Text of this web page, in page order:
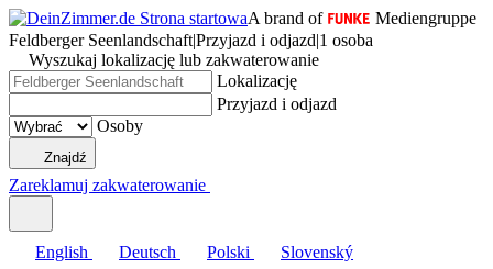
A brand of
Mediengruppe
Feldberger Seenlandschaft|Przyjazd i odjazd|1 osoba
Wyszukaj lokalizację lub zakwaterowanie
Lokalizację
Przyjazd i odjazd
Osoby
Znajdź
Zareklamuj zakwaterowanie
English Deutsch Polski Slovenský